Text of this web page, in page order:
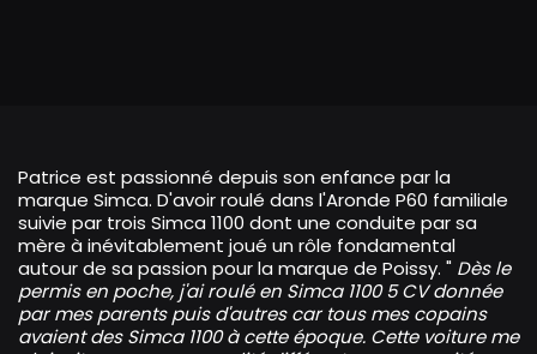
Patrice est passionné depuis son enfance par la
marque Simca. D'avoir roulé dans l'Aronde P60 familiale
suivie par trois Simca 1100 dont une conduite par sa
mère à inévitablement joué un rôle fondamental
autour de sa passion pour la marque de Poissy. " Dès le
permis en poche, j'ai roulé en Simca 1100 5 CV donnée
par mes parents puis d'autres car tous mes copains
avaient des Simca 1100 à cette époque. Cette voiture me